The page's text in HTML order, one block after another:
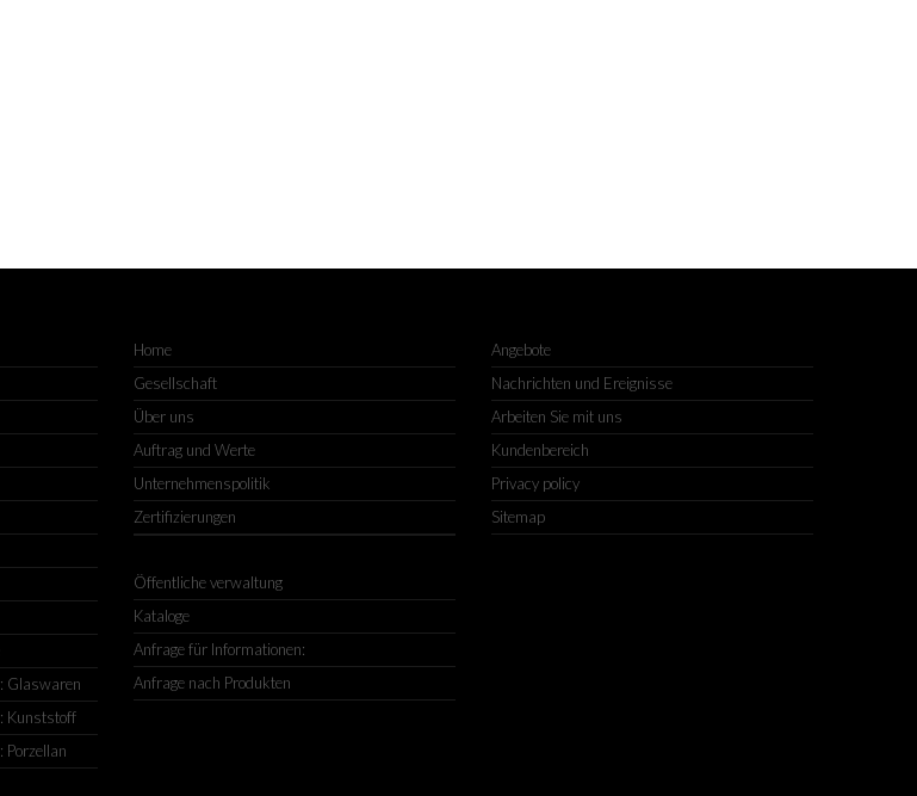
Glaswaren
Kunststoff
Home
Gesellschaft
Über uns
Auftrag und Werte
Unternehmenspolitik
Zertifizierungen
Öffentliche verwaltung
Kataloge
Anfrage für Informationen:
Anfrage nach Produkten
Angebote
Nachrichten und Ereignisse
Arbeiten Sie mit uns
Kundenbereich
Privacy policy
Sitemap